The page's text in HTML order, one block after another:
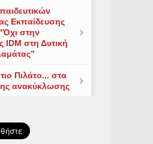
Εκπαίδευσης
στην
IDM στη Δυτική
Πιλάτο... στα
ανακύκλωσης